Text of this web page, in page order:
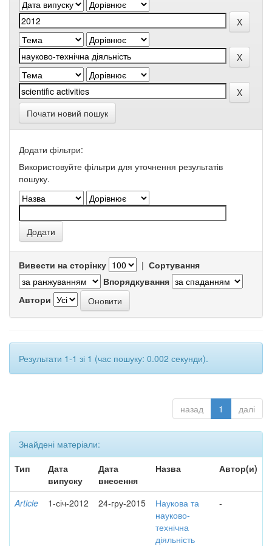
Почати новий пошук
Додати фільтри:
Використовуйте фільтри для уточнення результатів
пошуку.
Вивести на сторінку | Сортування
Впорядкування
Автори
Результати 1-1 зі 1 (час пошуку: 0.002 секунди).
назад 1 далі
Знайдені матеріали:
Тип
Дата
випуску
Дата
внесення
Назва Автор(и)
Article 1-січ-2012 24-гру-2015
Наукова та
науково-
технічна
діяльність
-